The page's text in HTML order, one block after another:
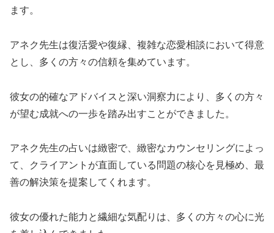
ます。
アネク先生は復活愛や復縁、複雑な恋愛相談において得意
とし、多くの方々の信頼を集めています。
彼女の的確なアドバイスと深い洞察力により、多くの方々
が望む成就への一歩を踏み出すことができました。
アネク先生の占いは緻密で、緻密なカウンセリングによっ
て、クライアントが直面している問題の核心を見極め、最
善の解決策を提案してくれます。
彼女の優れた能力と繊細な気配りは、多くの方々の心に光